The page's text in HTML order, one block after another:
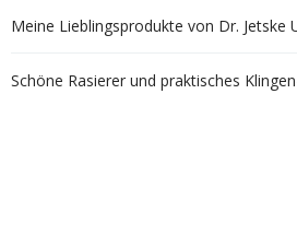
Meine Lieblingsprodukte von Dr. Jetske
Schöne Rasierer und praktisches